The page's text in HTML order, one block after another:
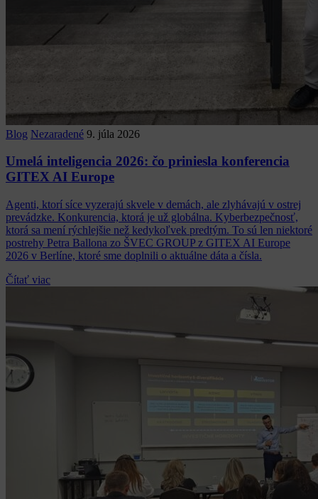
Blog Nezaradené 9. júla 2026
Umelá inteligencia 2026: čo priniesla konferencia
GITEX AI Europe
Agenti, ktorí síce vyzerajú skvele v demách, ale zlyhávajú v ostrej
prevádzke. Konkurencia, ktorá je už globálna. Kyberbezpečnosť,
ktorá sa mení rýchlejšie než kedykoľvek predtým. To sú len niektoré
postrehy Petra Ballona zo ŠVEC GROUP z GITEX AI Europe
2026 v Berlíne, ktoré sme doplnili o aktuálne dáta a čísla.
Čítať viac